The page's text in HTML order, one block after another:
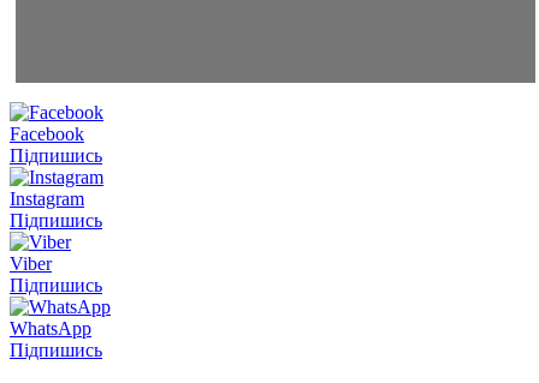
Facebook
Підпишись
Instagram
Підпишись
Viber
Підпишись
WhatsApp
Підпишись